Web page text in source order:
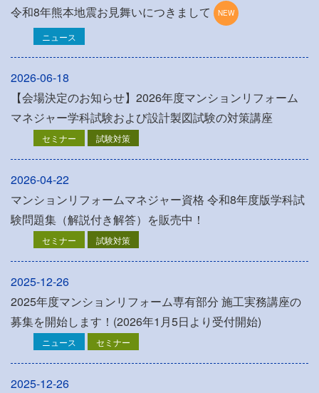
令和8年熊本地震お見舞いにつきまして
ニュース
2026-06-18
【会場決定のお知らせ】2026年度マンションリフォーム
マネジャー学科試験および設計製図試験の対策講座
セミナー 試験対策
2026-04-22
マンションリフォームマネジャー資格 令和8年度版学科試
験問題集（解説付き解答）を販売中！
セミナー 試験対策
2025-12-26
2025年度マンションリフォーム専有部分 施工実務講座の
募集を開始します！(2026年1月5日より受付開始)
ニュース セミナー
2025-12-26